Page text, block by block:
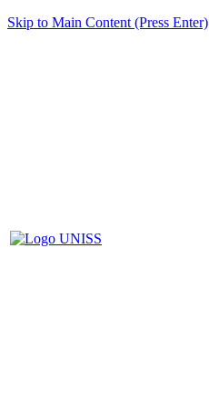
Skip to Main Content (Press Enter)